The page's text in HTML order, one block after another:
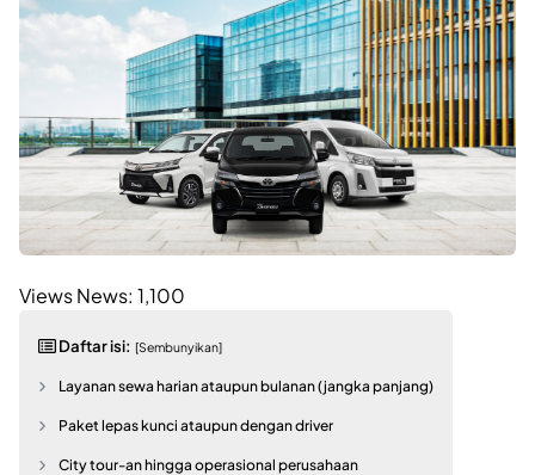
Views News: 1,100
Daftar isi: [Sembunyikan]
Layanan sewa harian ataupun bulanan (jangka panjang)
Paket lepas kunci ataupun dengan driver
City tour-an hingga operasional perusahaan